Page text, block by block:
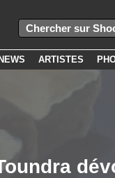
NEWS ARTISTES